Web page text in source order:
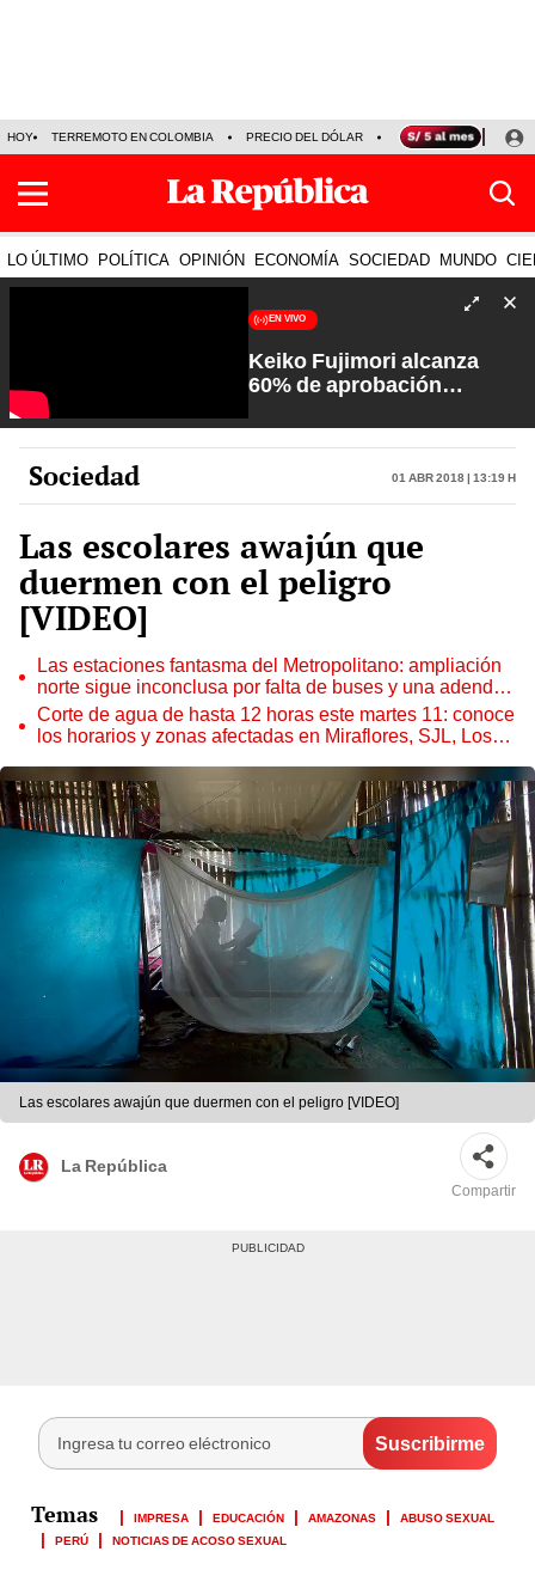
HOY TERREMOTO EN COLOMBIA PRECIO DEL DÓLAR KEIKO FUJIMORI
LO ÚLTIMO POLÍTICA OPINIÓN ECONOMÍA SOCIEDAD MUNDO
EN VIVO
Keiko Fujimori alcanza
60% de aprobación
Rosa María Palacios
Sociedad 01 Abr 2018 | 13:19 h
Las escolares awajún que
duermen con el peligro
[VIDEO]
Las estaciones fantasma del Metropolitano: ampliación
norte sigue inconclusa por falta de buses y una adenda
estancada
Corte de agua de hasta 12 horas este martes 11: conoce
los horarios y zonas afectadas en Miraflores, SJL, Los
Las escolares awajún que duermen con el peligro [VIDEO]
La República
Compartir
IMPRESA EDUCACIÓN AMAZONAS
ABUSO SEXUAL
PERÚ
NOTICIAS DE ACOSO SEXUAL